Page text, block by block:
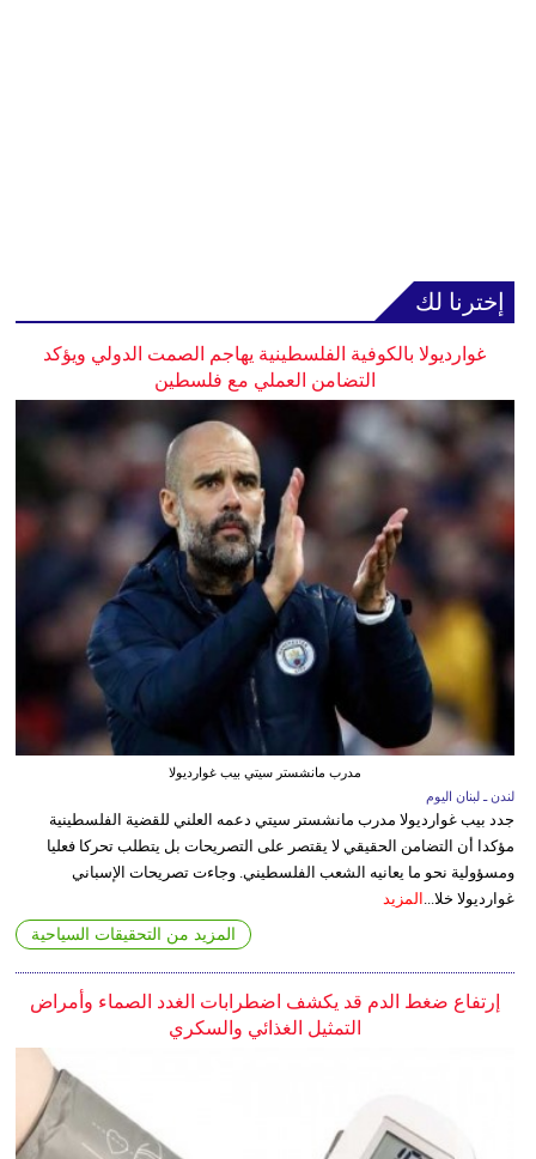
إخترنا لك
غوارديولا بالكوفية الفلسطينية يهاجم الصمت الدولي ويؤكد
التضامن العملي مع فلسطين
مدرب مانشستر سيتي بيب غوارديولا
لندن ـ لبنان اليوم
جدد بيب غوارديولا مدرب مانشستر سيتي دعمه العلني للقضية الفلسطينية
مؤكدا أن التضامن الحقيقي لا يقتصر على التصريحات بل يتطلب تحركا فعليا
ومسؤولية نحو ما يعانيه الشعب الفلسطيني. وجاءت تصريحات الإسباني
غوارديولا خلا... المزيد
المزيد من التحقيقات السياحية
إرتفاع ضغط الدم قد يكشف اضطرابات الغدد الصماء وأمراض
التمثيل الغذائي والسكري